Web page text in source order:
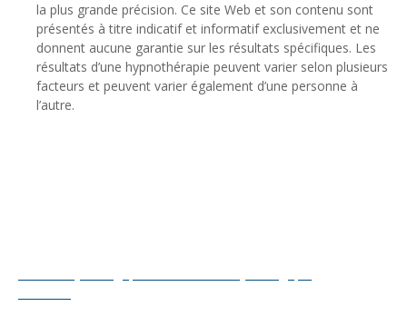
la plus grande précision. Ce site Web et son contenu sont
présentés à titre indicatif et informatif exclusivement et ne
donnent aucune garantie sur les résultats spécifiques. Les
résultats d’une hypnothérapie peuvent varier selon plusieurs
facteurs et peuvent varier également d’une personne à
l’autre.